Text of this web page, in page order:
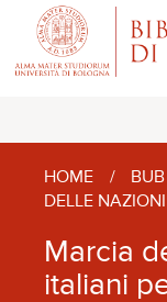
HOME /
DELLE NAZIONI
Marcia
italiani